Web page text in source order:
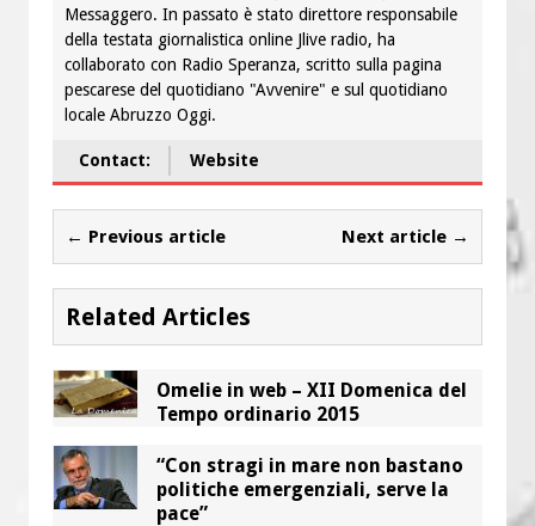
Messaggero. In passato è stato direttore responsabile
della testata giornalistica online Jlive radio, ha
collaborato con Radio Speranza, scritto sulla pagina
pescarese del quotidiano "Avvenire" e sul quotidiano
locale Abruzzo Oggi.
Contact: Website
← Previous article Next article →
Related Articles
Omelie in web – XII Domenica del
Tempo ordinario 2015
“Con stragi in mare non bastano
politiche emergenziali, serve la
pace”